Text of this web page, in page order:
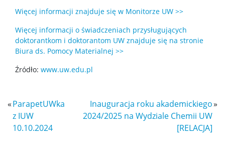
Zjazd Dziekanów Wydziałów Chemicznych 2026
Więcej informacji znajduje się w Monitorze UW >>
Więcej informacji o świadczeniach przysługujących
doktorantkom i doktorantom UW znajduje się na stronie
Biura ds. Pomocy Materialnej >>
Źródło: www.uw.edu.pl
«ParapetUWka
z IUW
10.10.2024
Inauguracja roku akademickiego
2024/2025 na Wydziale Chemii UW
[RELACJA]
»